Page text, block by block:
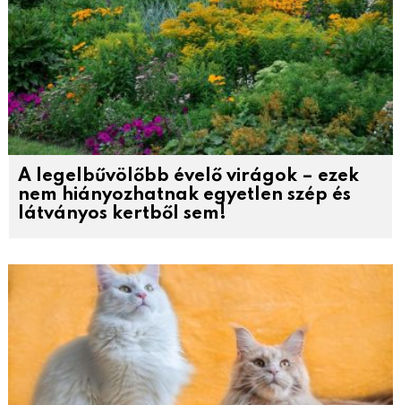
A legelbűvölőbb évelő virágok – ezek
nem hiányozhatnak egyetlen szép és
látványos kertből sem!